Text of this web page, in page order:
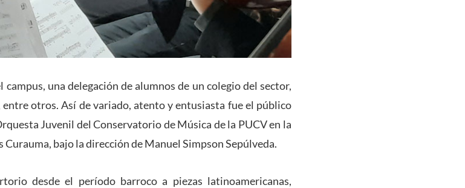
una delegación de alumnos de un colegio del sector,
otros. Así de variado, atento y entusiasta fue el público
Juvenil del Conservatorio de Música de la PUCV en la
bajo la dirección de Manuel Simpson Sepúlveda.
desde el período barroco a piezas latinoamericanas,